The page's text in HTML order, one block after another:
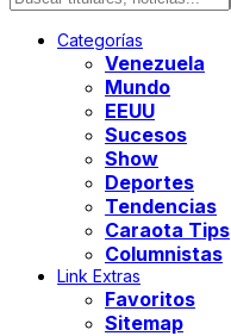
Categorías
Venezuela
Mundo
EEUU
Sucesos
Show
Deportes
Tendencias
Caraota Tips
Columnistas
Link Extras
Favoritos
Sitemap